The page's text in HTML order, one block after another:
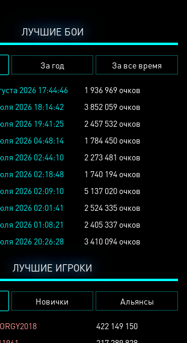
ЛУЧШИЕ БОИ
За год За все время
2026 17:44:46
1 936 969 очков
2026 18:14:42
3 852 059 очков
2026 19:41:25
2 457 532 очков
2026 04:48:14
1 784 450 очков
2026 02:44:10
2 273 481 очков
2026 02:18:48
1 740 194 очков
2026 02:09:10
5 137 020 очков
2026 02:01:41
2 524 335 очков
2026 01:08:21
2 405 337 очков
2026 20:26:28 3 410 094 очков
ЛУЧШИЕ ИГРОКИ
Новички Альянсы
422 149 150